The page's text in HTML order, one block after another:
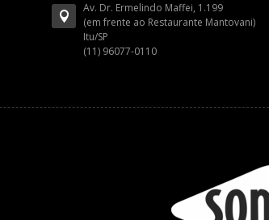
Av. Dr. Ermelindo Maffei, 1.199
(em frente ao Restaurante Mantovani)
Itu/SP
(11) 96077-0110